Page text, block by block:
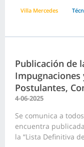
Villa Mercedes
Publicación de
Postulantes,
4-06-2025
Se comunica a
encuentra
la “Lista Definitiva